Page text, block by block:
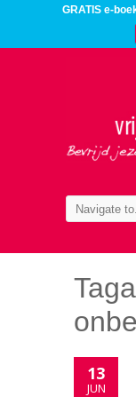
GRATIS e-
13
JUN